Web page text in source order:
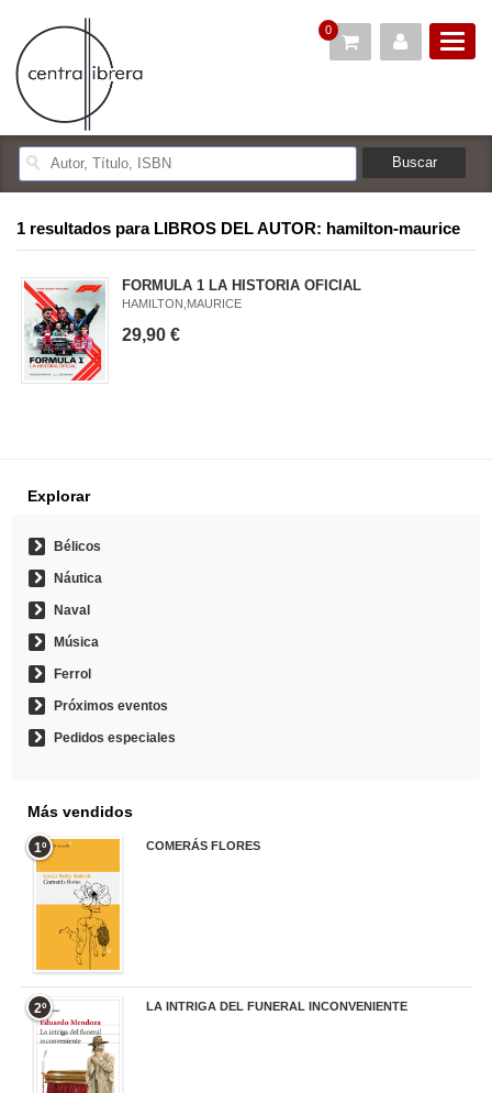
0
1 resultados para LIBROS DEL AUTOR: hamilton-maurice
FORMULA 1 LA HISTORIA OFICIAL
HAMILTON,MAURICE
29,90 €
Explorar
Bélicos
Náutica
Naval
Música
Ferrol
Próximos eventos
Pedidos especiales
Más vendidos
1º COMERÁS FLORES
2º LA INTRIGA DEL FUNERAL INCONVENIENTE